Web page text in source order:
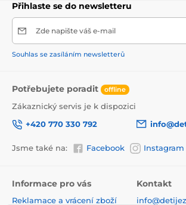
Produkt je zařazen v
Přihlaste se do newsletteru
Zde napište váš e-mail
Souhlas se zasíláním newsletterů
Potřebujete poradit offline
Zákaznický servis je k dispozici
+420 770 330 792
Jsme také na: Facebook Instagram
Informace pro vás
Reklamace a vrácení zboží
Kontakt